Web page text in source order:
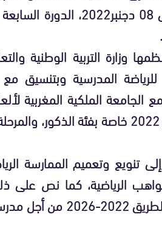
مدينة السعيدية خلال الفترة الممتدة من 04 إلى 08
وزارة التربية الوطنية
المدرسية وبتنسيق مع
الجامعة الملكية المغربية
في مرحلتين: المرحلة الأولى من 04 إلى 06 دجنبر 2022 خاصة بفئة
تنويع وتعميم الممارسة
الرياضية، كما نص على
الإطار 51.17 والنموذج التنموي الجديد